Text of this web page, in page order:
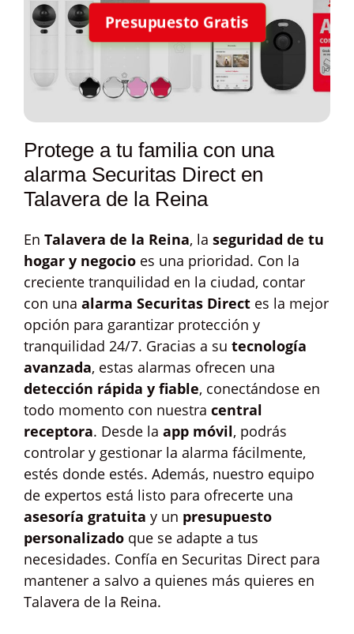
Presupuesto Gratis
Protege a tu familia con una
alarma Securitas Direct en
Talavera de la Reina
En Talavera de la Reina, la seguridad de tu
hogar y negocio es una prioridad. Con la
creciente tranquilidad en la ciudad, contar
con una alarma Securitas Direct es la mejor
opción para garantizar protección y
tranquilidad 24/7. Gracias a su tecnología
avanzada, estas alarmas ofrecen una
detección rápida y fiable, conectándose en
todo momento con nuestra central
receptora. Desde la app móvil, podrás
controlar y gestionar la alarma fácilmente,
estés donde estés. Además, nuestro equipo
de expertos está listo para ofrecerte una
asesoría gratuita y un presupuesto
personalizado que se adapte a tus
necesidades. Confía en Securitas Direct para
mantener a salvo a quienes más quieres en
Talavera de la Reina.